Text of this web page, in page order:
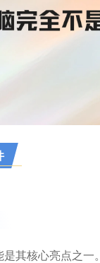
其核心亮点之一。